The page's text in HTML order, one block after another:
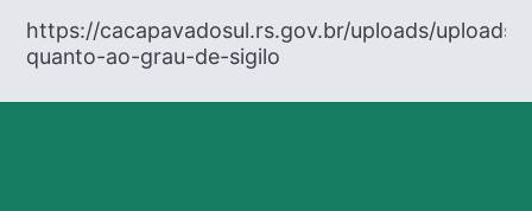
https://cacapavadosul.rs.gov.br/uploads/
quanto-ao-grau-de-sigilo